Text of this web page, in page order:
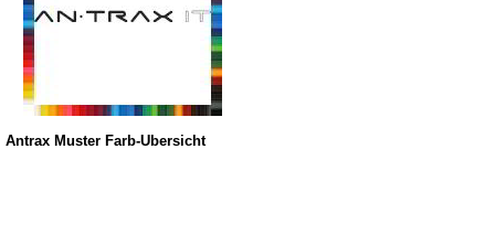
Antrax Muster Farb-Übersicht